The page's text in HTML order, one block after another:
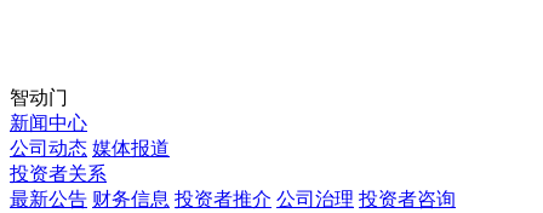
智动门
新闻中心
公司动态 媒体报道
投资者关系
最新公告 财务信息 投资者推介 公司治理 投资者咨询